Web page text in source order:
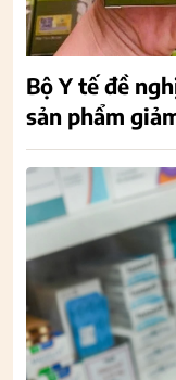
Bộ Y tế đề
sản phẩm